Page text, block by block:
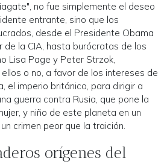
no fue simplemente el deseo
entrante, sino que los
desde el Presidente Obama
de la CIA, hasta burócratas de los
Lisa Page y Peter Strzok,
o no, a favor de los intereses de
el imperio británico, para dirigir a
guerra contra Rusia, que pone la
y niño de este planeta en un
crimen peor que la traición.
orígenes del